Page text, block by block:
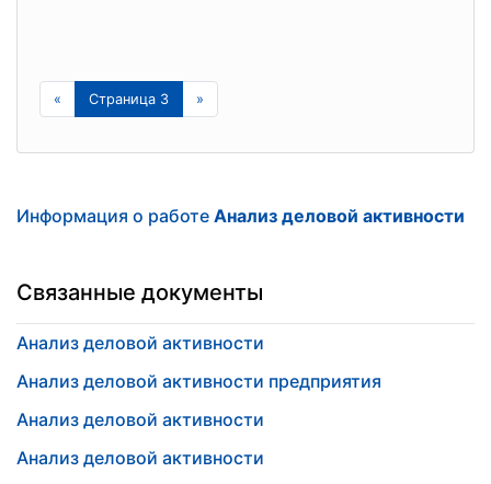
« Страница 3 »
Информация о работе Анализ деловой активности
Связанные документы
Анализ деловой активности
Анализ деловой активности предприятия
Анализ деловой активности
Анализ деловой активности